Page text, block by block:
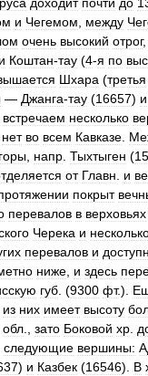
и Чегемом между
очень высокий отрог,
и Коштан-тау (4-я по
Шхара (третья
— Джанга-тау (16657) и
встречаем несколько
нет во всем Кавказе
горы напр Тыхтыген (
от Главн и
покрыт
перевалов в верховьях
Черека и
перевалов и
ниже и здесь
губ . (9300 фт.).
из них имеет высоту
обл зато Боковой хр
следующие вершины:
) и Казбек (16546). В